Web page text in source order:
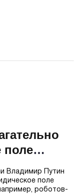
поле
Владимир Путин
поле
роботов-